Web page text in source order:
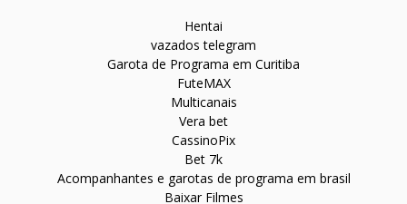
Hentai
vazados telegram
Garota de Programa em Curitiba
FuteMAX
Multicanais
Vera bet
CassinoPix
Bet 7k
Acompanhantes e garotas de programa em brasil
Baixar Filmes